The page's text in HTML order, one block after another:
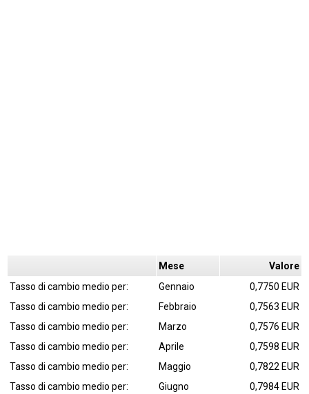
Mese
Valore
Tasso di cambio medio per:
Gennaio
0,7750 EUR
Tasso di cambio medio per:
Febbraio
0,7563 EUR
Tasso di cambio medio per:
Marzo
0,7576 EUR
Tasso di cambio medio per:
Aprile
0,7598 EUR
Tasso di cambio medio per:
Maggio
0,7822 EUR
Tasso di cambio medio per:
Giugno
0,7984 EUR